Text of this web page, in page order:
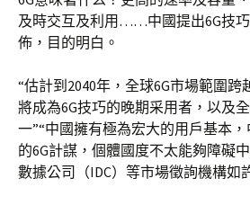
及時交互及利用……中國提出6G技
佈，目的明白。
“估計到2040年，全球6G市場範圍跨
將成為6G技巧的晚期采用者，以及
一”“中國擁有極為宏大的用戶基本
的6G計謀，個體國度不太能夠障礙
數據公司（IDC）等市場徵詢機構如